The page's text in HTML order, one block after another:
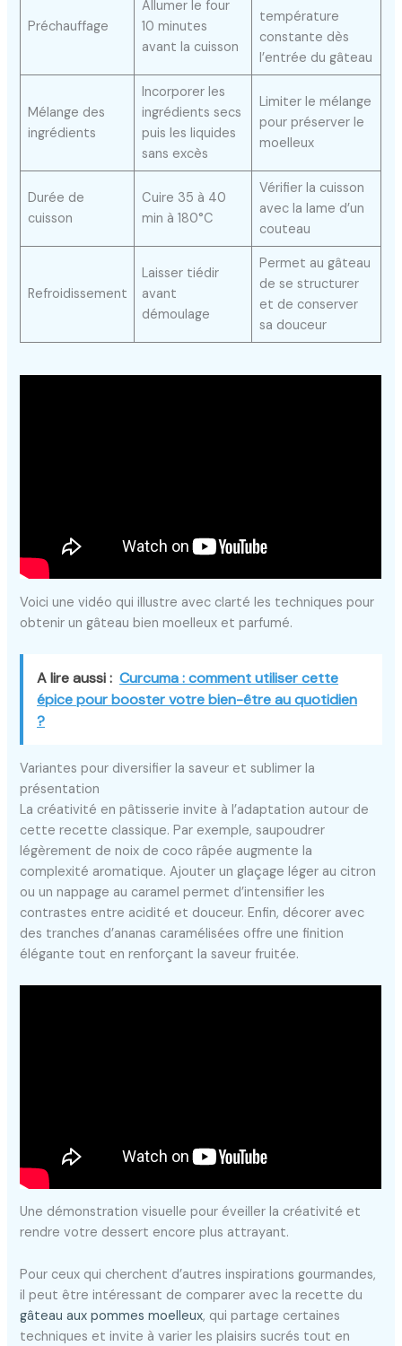
Préchauffage
Allumer le four
10 minutes
avant la cuisson
température
constante dès
l’entrée du gâteau
Mélange des
ingrédients
Incorporer les
ingrédients secs
puis les liquides
sans excès
Limiter le mélange
pour préserver le
moelleux
Durée de
cuisson
Cuire 35 à 40
min à 180°C
Vérifier la cuisson
avec la lame d’un
couteau
Refroidissement
Laisser tiédir
avant
démoulage
Permet au gâteau
de se structurer
et de conserver
sa douceur
Voici une vidéo qui illustre avec clarté les techniques pour
obtenir un gâteau bien moelleux et parfumé.
A lire aussi : Curcuma : comment utiliser cette
épice pour booster votre bien-être au quotidien
?
Variantes pour diversifier la saveur et sublimer la
présentation
La créativité en pâtisserie invite à l’adaptation autour de
cette recette classique. Par exemple, saupoudrer
légèrement de noix de coco râpée augmente la
complexité aromatique. Ajouter un glaçage léger au citron
ou un nappage au caramel permet d’intensifier les
contrastes entre acidité et douceur. Enfin, décorer avec
des tranches d’ananas caramélisées offre une finition
élégante tout en renforçant la saveur fruitée.
Une démonstration visuelle pour éveiller la créativité et
rendre votre dessert encore plus attrayant.
Pour ceux qui cherchent d’autres inspirations gourmandes,
il peut être intéressant de comparer avec la recette du
gâteau aux pommes moelleux, qui partage certaines
techniques et invite à varier les plaisirs sucrés tout en